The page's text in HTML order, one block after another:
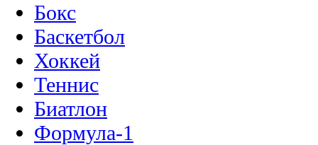
Бокс
Баскетбол
Хоккей
Теннис
Биатлон
Формула-1